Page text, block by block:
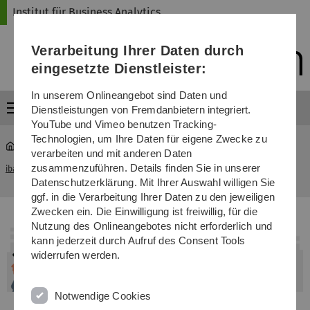
Direkt
Direkt
Direkt
(Sprache,
Drucken,
Media)
Direkt
Direkt
Institut für Business Analytics
Menü
iba ...
Verarbeitung Ihrer Daten durch
eingesetzte Dienstleister:
In unserem Onlineangebot sind Daten und
Dienstleistungen von Fremdanbietern integriert.
YouTube und Vimeo benutzen Tracking-
Technologien, um Ihre Daten für eigene Zwecke zu
verarbeiten und mit anderen Daten
zusammenzuführen. Details finden Sie in unserer
Datenschutzerklärung. Mit Ihrer Auswahl willigen Sie
ggf. in die Verarbeitung Ihrer Daten zu den jeweiligen
Zwecken ein. Die Einwilligung ist freiwillig, für die
Nutzung des Onlineangebotes nicht erforderlich und
kann jederzeit durch Aufruf des Consent Tools
widerrufen werden.
Notwendige Cookies